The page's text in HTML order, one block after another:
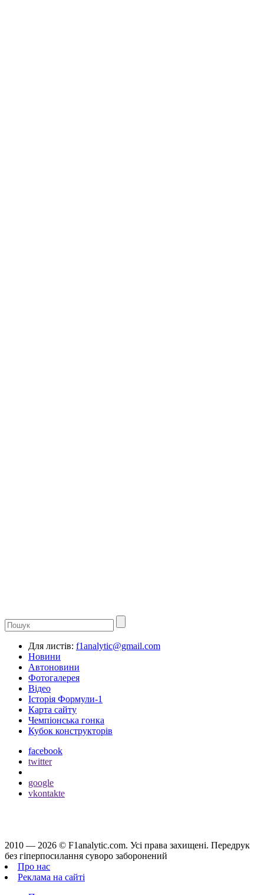
Для листів: f1analytic@gmail.com
Новини
Автоновини
Фотогалерея
Відео
Історія Формули-1
Карта сайту
Чемпіонська гонка
Кубок конструкторів
facebook
twitter
google
vkontakte
2010 — 2026 © F1analytic.com. Усi права захищенi. Передрук
без гіперпосилання суворо заборонений
Про нас
Реклама на сайті